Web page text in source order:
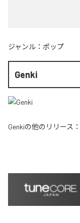
ジャンル： ポップ
Genki
Genkiの他のリリース：